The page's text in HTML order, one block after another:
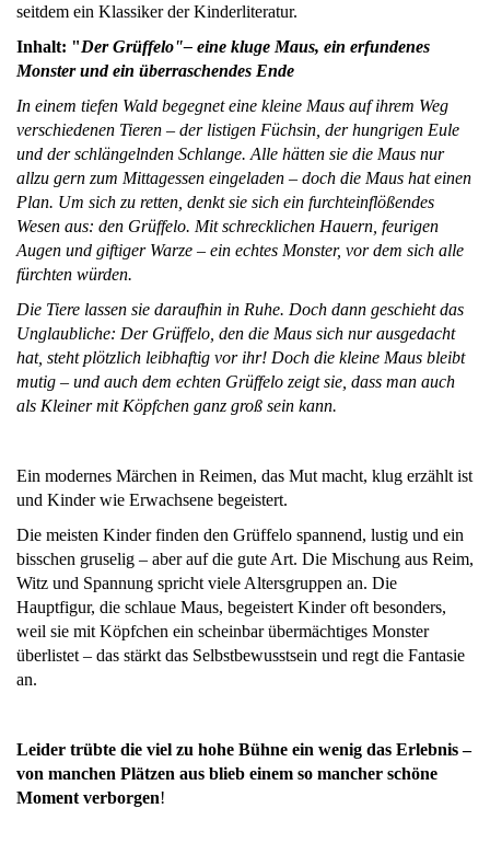
seitdem ein Klassiker der Kinderliteratur.
Inhalt: "Der Grüffelo"– eine kluge Maus, ein erfundenes
Monster und ein überraschendes Ende
In einem tiefen Wald begegnet eine kleine Maus auf ihrem Weg
verschiedenen Tieren – der listigen Füchsin, der hungrigen Eule
und der schlängelnden Schlange. Alle hätten sie die Maus nur
allzu gern zum Mittagessen eingeladen – doch die Maus hat einen
Plan. Um sich zu retten, denkt sie sich ein furchteinflößendes
Wesen aus: den Grüffelo. Mit schrecklichen Hauern, feurigen
Augen und giftiger Warze – ein echtes Monster, vor dem sich alle
fürchten würden.
Die Tiere lassen sie daraufhin in Ruhe. Doch dann geschieht das
Unglaubliche: Der Grüffelo, den die Maus sich nur ausgedacht
hat, steht plötzlich leibhaftig vor ihr! Doch die kleine Maus bleibt
mutig – und auch dem echten Grüffelo zeigt sie, dass man auch
als Kleiner mit Köpfchen ganz groß sein kann.
Ein modernes Märchen in Reimen, das Mut macht, klug erzählt ist
und Kinder wie Erwachsene begeistert.
Die meisten Kinder finden den Grüffelo spannend, lustig und ein
bisschen gruselig – aber auf die gute Art. Die Mischung aus Reim,
Witz und Spannung spricht viele Altersgruppen an. Die
Hauptfigur, die schlaue Maus, begeistert Kinder oft besonders,
weil sie mit Köpfchen ein scheinbar übermächtiges Monster
überlistet – das stärkt das Selbstbewusstsein und regt die Fantasie
an.
Leider trübte die viel zu hohe Bühne ein wenig das Erlebnis –
von manchen Plätzen aus blieb einem so mancher schöne
Moment verborgen!